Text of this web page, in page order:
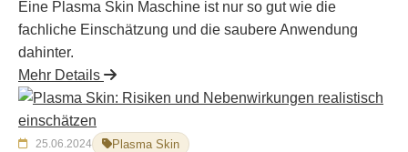
Eine Plasma Skin Maschine ist nur so gut wie die
fachliche Einschätzung und die saubere Anwendung
dahinter.
Mehr Details
25.06.2024 Plasma Skin